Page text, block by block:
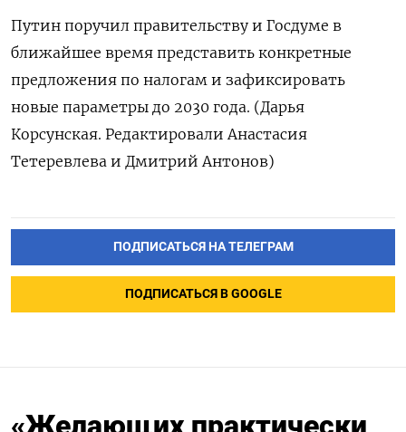
Путин поручил правительству и Госдуме в
ближайшее время представить конкретные
предложения по налогам и зафиксировать
новые параметры до 2030 года. (Дарья
Корсунская. Редактировали Анастасия
Тетеревлева и Дмитрий Антонов)
ПОДПИСАТЬСЯ НА ТЕЛЕГРАМ
ПОДПИСАТЬСЯ В GOOGLE